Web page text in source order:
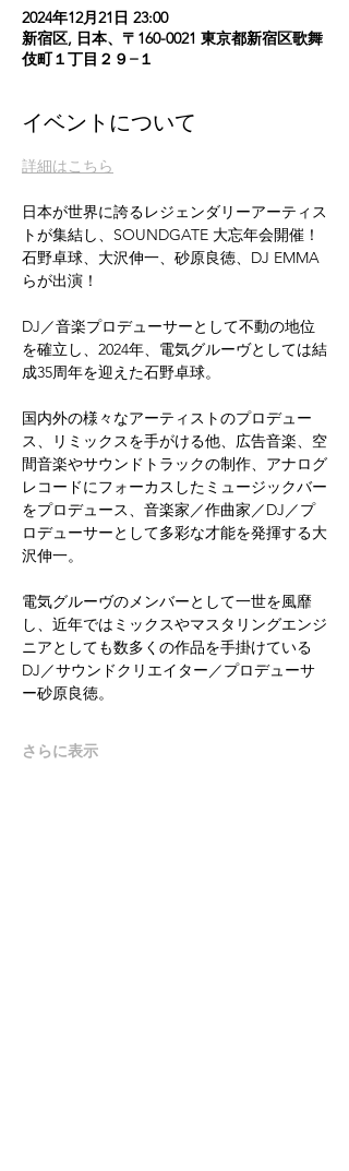
2024年12月21日 23:00
新宿区, 日本、〒160-0021 東京都新宿区歌舞
伎町１丁目２９−１
イベントについて
詳細はこちら
日本が世界に誇るレジェンダリーアーティス
トが集結し、SOUNDGATE 大忘年会開催！
石野卓球、大沢伸一、砂原良徳、DJ EMMA
らが出演！
DJ／音楽プロデューサーとして不動の地位
を確立し、2024年、電気グルーヴとしては結
成35周年を迎えた石野卓球。
国内外の様々なアーティストのプロデュー
ス、リミックスを手がける他、広告音楽、空
間音楽やサウンドトラックの制作、アナログ
レコードにフォーカスしたミュージックバー
をプロデュース、音楽家／作曲家／DJ／プ
ロデューサーとして多彩な才能を発揮する大
沢伸一。
電気グルーヴのメンバーとして一世を風靡
し、近年ではミックスやマスタリングエンジ
ニアとしても数多くの作品を手掛けている
DJ／サウンドクリエイター／プロデューサ
ー砂原良徳。
さらに表示